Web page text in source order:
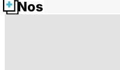
Nos fiches santé